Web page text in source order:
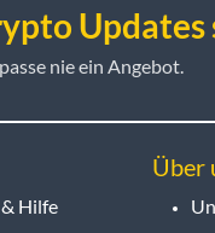
Updates
nie ein Angebot.
Hilfe
Über